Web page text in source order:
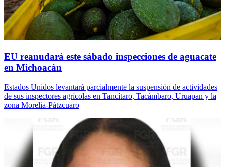
EU reanudará este sábado inspecciones de aguacate
en Michoacán
Estados Unidos levantará parcialmente la suspensión de actividades
de sus inspectores agrícolas en Tancítaro, Tacámbaro, Uruapan y la
zona Morelia-Pátzcuaro